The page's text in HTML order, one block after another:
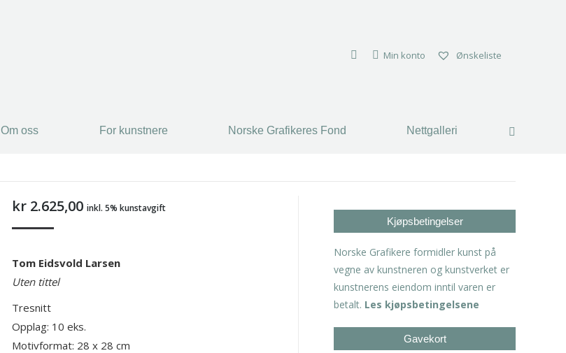
Min konto Ønskeliste
Om oss For kunstnere Norske Grafikeres Fond Nettgalleri Search:
kr2.625,00 inkl. 5% kunstavgift
Tom Eidsvold Larsen
Uten tittel
Tresnitt
Opplag: 10 eks.
Motivformat: 28 x 28 cm
Kjøpsbetingelser
Norske Grafikere formidler kunst på
vegne av kunstneren og kunstverket er
kunstnerens eiendom inntil varen er
betalt. Les kjøpsbetingelsene
Gavekort